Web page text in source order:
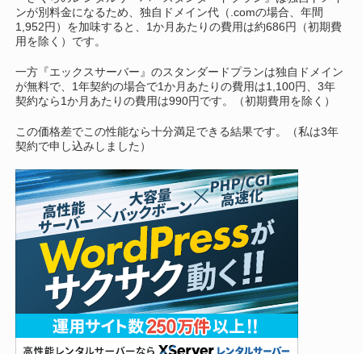
ンが別料金になるため、独自ドメイン代（.comの場合、年間
1,952円）を加味すると、1か月あたりの費用は約686円（初期費
用を除く）です。
一方『エックスサーバー』のスタンダードプランは独自ドメイン
が無料で、1年契約の場合で1か月あたりの費用は1,100円、3年
契約なら1か月あたりの費用は990円です。（初期費用を除く）
この価格差でこの性能なら十分満足できる結果です。（私は3年
契約で申し込みしました）